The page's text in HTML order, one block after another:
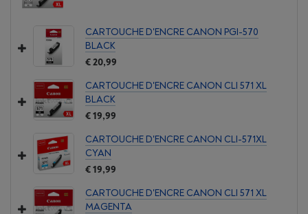
CARTOUCHE D'ENCRE CANON PGI-570
BLACK
€ 20,99
CARTOUCHE D'ENCRE CANON CLI 571 XL
BLACK
€ 19,99
CARTOUCHE D'ENCRE CANON CLI-571XL
CYAN
€ 19,99
CARTOUCHE D'ENCRE CANON CLI 571 XL
MAGENTA